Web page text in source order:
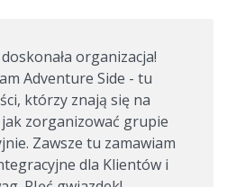
organizacja!
Adventure Side - tu
którzy znają się na
jak zorganizować grupie
Zawsze tu zamawiam
dla Klientów i